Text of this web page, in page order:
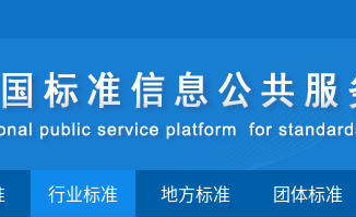
行业标准 地方标准 团体标准